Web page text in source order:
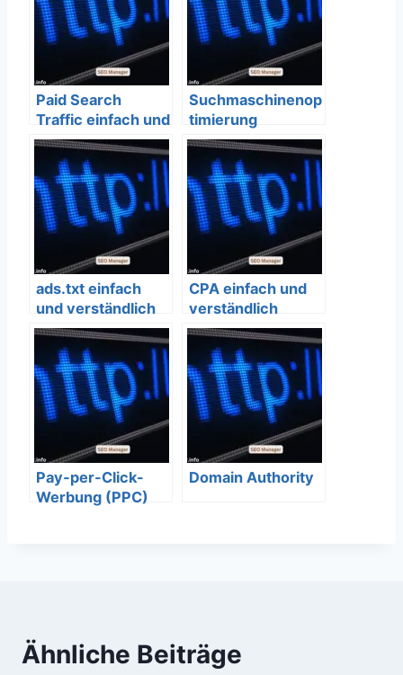
Paid Search
Traffic einfach und
verständlich
erklärt – SEO
Bedeutung
Suchmaschinenop
timierung
ads.txt einfach
und verständlich
erklärt – SEO
Bedeutung
CPA einfach und
verständlich
erklärt – SEO
Bedeutung
Pay-per-Click-
Werbung (PPC)
Domain Authority
Ähnliche Beiträge